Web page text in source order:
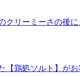
クリーミーさの後
【鶏処ソルト】が